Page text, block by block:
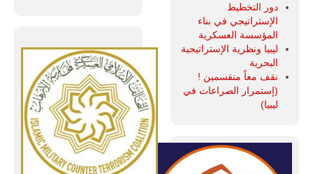
دور التخطيط
الإستراتيجي في بناء
المؤسسة العسكرية
ليبيا ونظرية الإستراتيجية
البحرية
نقف معاً منقسمين !
(إستمرار الصراعات في
ليبيا)